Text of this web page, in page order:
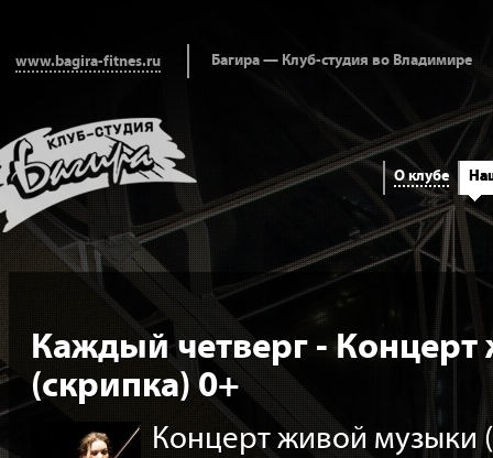
www.bagira-fitnes.ru Багира — Клуб-студия во Владимире
О клубе
Каждый четверг -
(скрипка) 0+
Концерт живой музыки